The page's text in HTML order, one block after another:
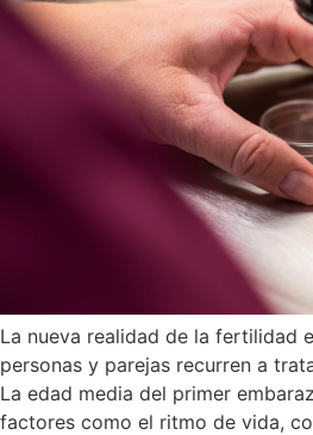
La nueva realidad de la fertilidad
personas y parejas recurren a
La edad media del primer
factores como el ritmo de vida,